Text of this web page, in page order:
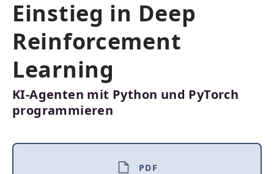
Einstieg in Deep
Reinforcement
Learning
KI-Agenten mit Python und PyTorch
programmieren
PDF